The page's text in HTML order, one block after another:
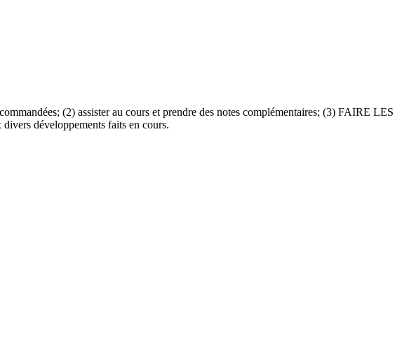
(2) assister au cours et prendre des notes complémentaires; (3) FAIRE LES
développements faits en cours.